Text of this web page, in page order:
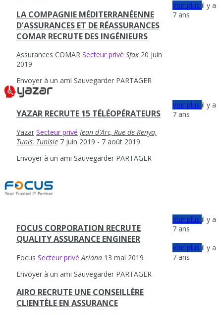
LA COMPAGNIE MÉDITERRANÉENNE
D’ASSURANCES ET DE RÉASSURANCES
COMAR RECRUTE DES INGÉNIEURS
Assurances COMAR Secteur privé Sfax 20 juin
2019
Envoyer à un ami Sauvegarder PARTAGER
Voir plusil y a
7 ans
YAZAR RECRUTE 15 TÉLÉOPÉRATEURS
Yazar Secteur privé Jean d'Arc, Rue de Kenya,
Tunis, Tunisie 7 juin 2019 - 7 août 2019
Envoyer à un ami Sauvegarder PARTAGER
Voir plusil y a
7 ans
FOCUS CORPORATION RECRUTE
QUALITY ASSURANCE ENGINEER
Focus Secteur privé Ariana 13 mai 2019
Envoyer à un ami Sauvegarder PARTAGER
Voir plusil y a
7 ans
AIRO RECRUTE UNE CONSEILLÈRE
CLIENTÈLE EN ASSURANCE
Voir plusil y a
7 ans